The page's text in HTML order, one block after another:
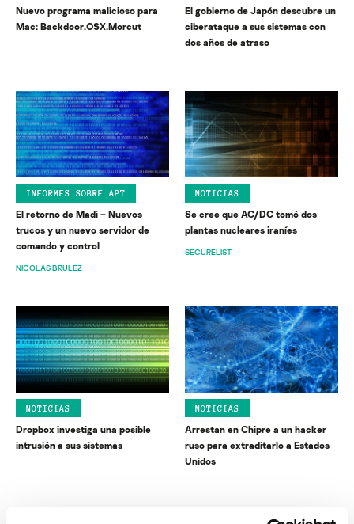
Nuevo programa malicioso para
Mac: Backdoor.OSX.Morcut
El gobierno de Japón descubre un
ciberataque a sus sistemas con
dos años de atraso
INFORMES SOBRE APT
El retorno de Madi – Nuevos
trucos y un nuevo servidor de
comando y control
NICOLAS BRULEZ
NOTICIAS
Se cree que AC/DC tomó dos
plantas nucleares iraníes
SECURELIST
NOTICIAS
Dropbox investiga una posible
intrusión a sus sistemas
NOTICIAS
Arrestan en Chipre a un hacker
ruso para extraditarlo a Estados
Unidos